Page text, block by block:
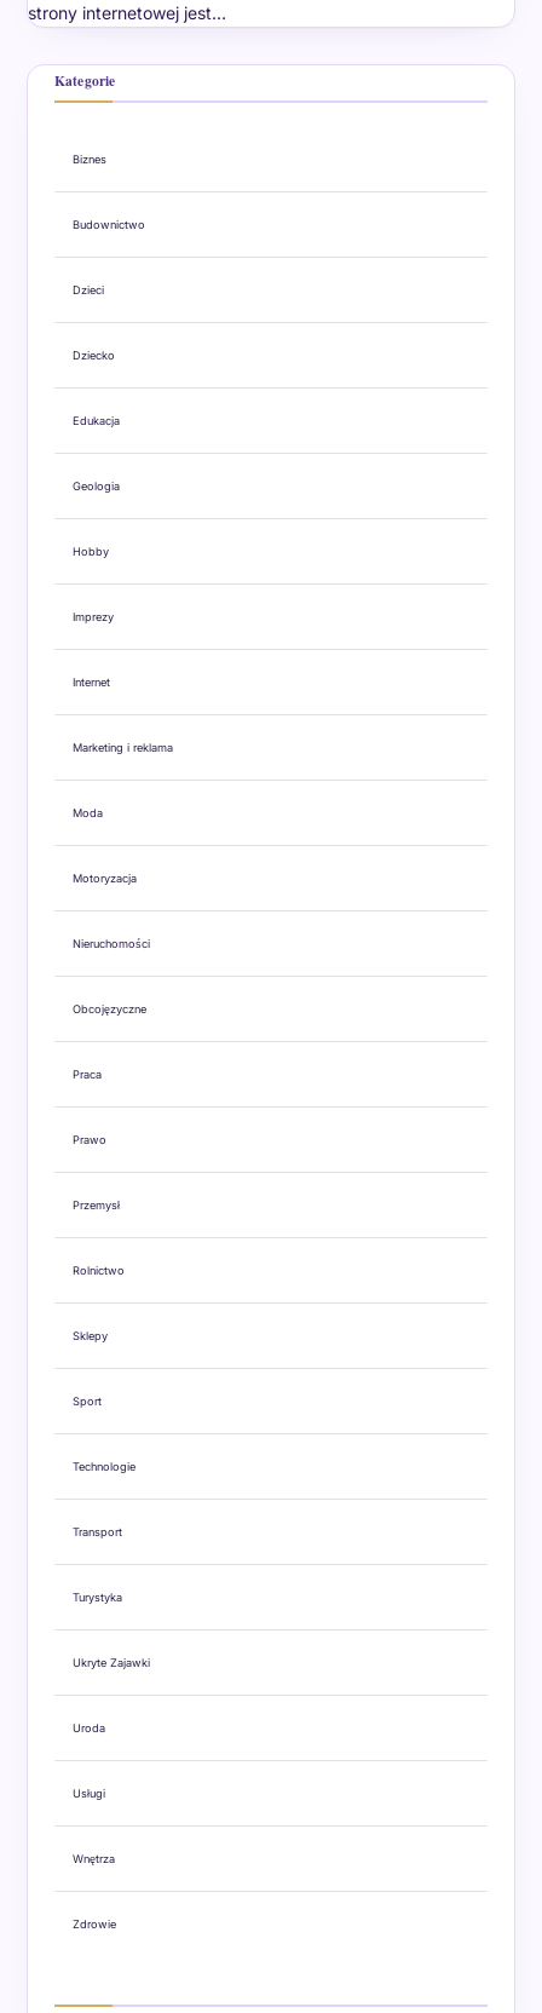
strony internetowej jest…
Kategorie
Biznes
Budownictwo
Dzieci
Dziecko
Edukacja
Geologia
Hobby
Imprezy
Internet
Marketing i reklama
Moda
Motoryzacja
Nieruchomości
Obcojęzyczne
Praca
Prawo
Przemysł
Rolnictwo
Sklepy
Sport
Technologie
Transport
Turystyka
Ukryte Zajawki
Uroda
Usługi
Wnętrza
Zdrowie